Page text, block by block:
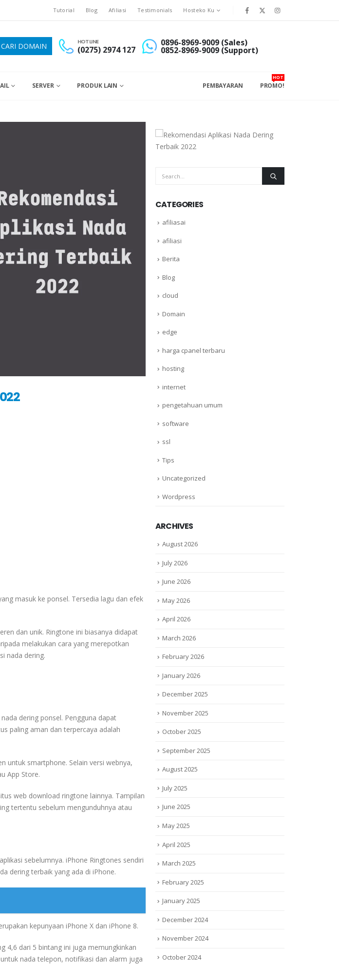
Tutorial Blog Afiliasi Testimonials Hosteko Ku
HOTLINE
(0275) 2974 127
0896-8969-9009 (Sales)
0852-8969-9009 (Support)
SERVER PRODUK LAIN PEMBAYARAN PROMO!
HOT
masuk ke ponsel. Tersedia lagu dan efek
dan unik. Ringtone ini biasanya didapat
melakukan cara yang merepotkan
nada dering.
dering ponsel. Pengguna dapat
paling aman dan terpercaya adalah
untuk smartphone. Selain versi webnya,
App Store.
web download ringtone lainnya. Tampilan
tertentu sebelum mengunduhnya atau
sebelumnya. iPhone Ringtones sendiri
dering terbaik yang ada di iPhone.
kepunyaan iPhone X dan iPhone 8.
4,6 dari 5 bintang ini juga memungkinkan
nada telepon, notifikasi dan alarm juga
CATEGORIES
afiliasai
afiliasi
Berita
Blog
cloud
Domain
edge
harga cpanel terbaru
hosting
internet
pengetahuan umum
software
ssl
Tips
Uncategorized
Wordpress
ARCHIVES
August 2026
July 2026
June 2026
May 2026
April 2026
March 2026
February 2026
January 2026
December 2025
November 2025
October 2025
September 2025
August 2025
July 2025
June 2025
May 2025
April 2025
March 2025
February 2025
January 2025
December 2024
November 2024
October 2024